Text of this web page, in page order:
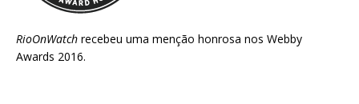
RioOnWatch recebeu uma menção honrosa nos Webby
Awards 2016.